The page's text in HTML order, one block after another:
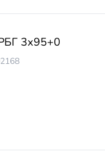
3х95+0